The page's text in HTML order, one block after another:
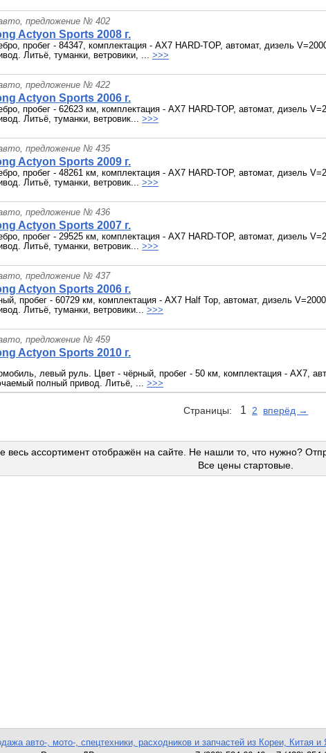
предложение № 402
Actyon Sports 2008 г.
пробег - 84347, комплектация - AX7 HARD-TOP, автомат, дизель
Литьё, туманки, ветровики, ... >>>
предложение № 422
Actyon Sports 2006 г.
пробег - 62623 км, комплектация - AX7 HARD-TOP, автомат, дизель
Литьё, туманки, ветровик... >>>
предложение № 435
Actyon Sports 2009 г.
пробег - 48261 км, комплектация - AX7 HARD-TOP, автомат, дизель
Литьё, туманки, ветровик... >>>
предложение № 436
Actyon Sports 2007 г.
пробег - 29525 км, комплектация - AX7 HARD-TOP, автомат, дизель
Литьё, туманки, ветровик... >>>
предложение № 437
Actyon Sports 2006 г.
пробег - 60729 км, комплектация - AX7 Half Top, автомат, дизель
Литьё, туманки, ветровики... >>>
предложение № 459
Actyon Sports 2010 г.
левый руль. Цвет - чёрный, пробег - 50 км, комплектация - AX7,
полный привод. Литьё, ... >>>
Страницы: 1 2 вперёд →
весь ассортимент отображён на сайте. Не нашли то, что нужно?
Все цены стартовые.
авто-, мото-, спецтехники, расходников и запчастей из Кореи, Китая и